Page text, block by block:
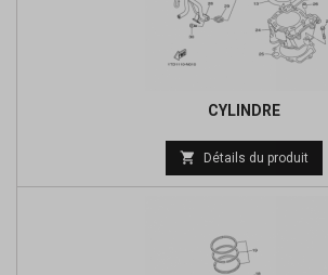
CYLINDRE
Prix
de
 Détails du produit